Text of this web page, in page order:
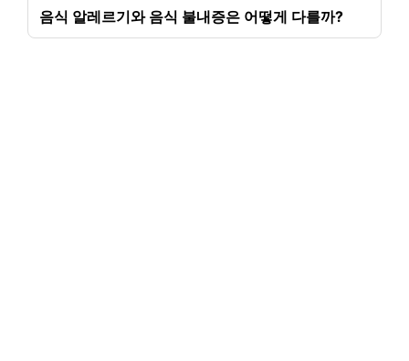
음식 알레르기와 음식 불내증은 어떻게 다를까?